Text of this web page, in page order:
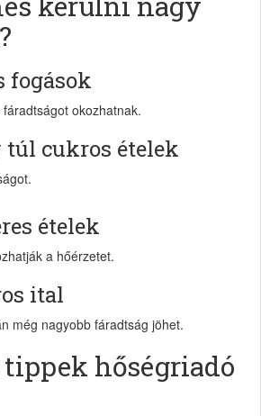
fogások
okozhatnak.
túl cukros ételek
ételek
a hőérzetet.
ital
még nagyobb fáradtság jöhet.
hőségriadó